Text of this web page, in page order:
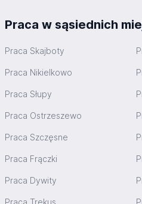
Praca w sąsiednich
Praca Skajboty
Praca Nikielkowo
Praca Słupy
Praca Ostrzeszewo
Praca Szczęsne
Praca Frączki
Praca Dywity